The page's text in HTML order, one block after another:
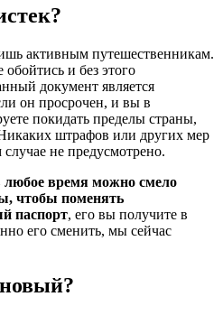
активным путешественникам.
и без этого
документ является
он просрочен, и вы в
покидать пределы страны,
штрафов или других мер
не предусмотрено.
любое время можно смело
чтобы поменять
паспорт, его вы получите в
его сменить, мы сейчас